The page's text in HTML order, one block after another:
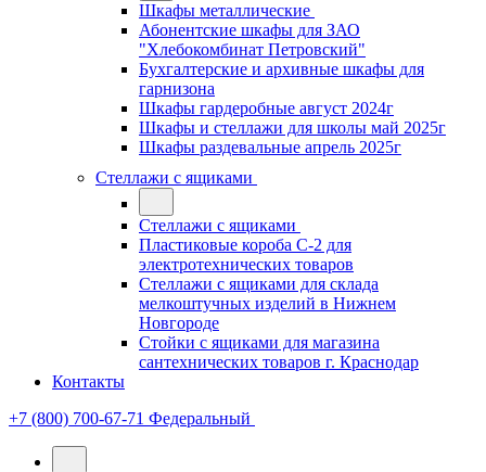
Шкафы металлические
Абонентские шкафы для ЗАО
"Хлебокомбинат Петровский"
Бухгалтерские и архивные шкафы для
гарнизона
Шкафы гардеробные август 2024г
Шкафы и стеллажи для школы май 2025г
Шкафы раздевальные апрель 2025г
Стеллажи с ящиками
Стеллажи с ящиками
Пластиковые короба С-2 для
электротехнических товаров
Стеллажи с ящиками для склада
мелкоштучных изделий в Нижнем
Новгороде
Стойки с ящиками для магазина
сантехнических товаров г. Краснодар
Контакты
+7 (800) 700-67-71 Федеральный